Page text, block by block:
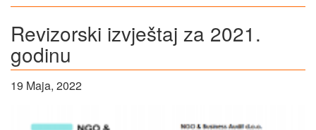
Revizorski izvještaj za 2021.
godinu
19 Maja, 2022